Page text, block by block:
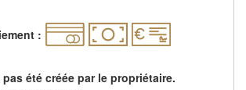
:
été créée par le propriétaire.